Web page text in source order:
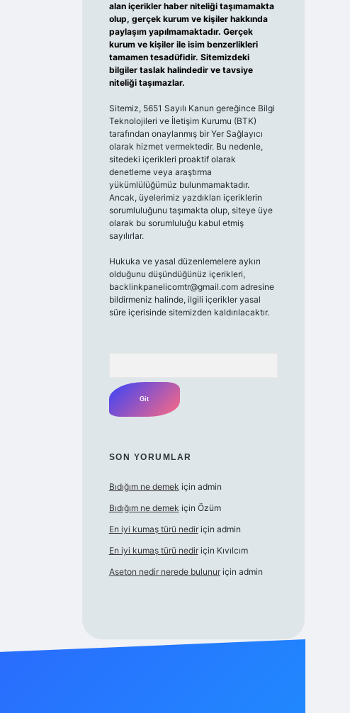
alan içerikler haber niteliği taşımamakta
olup, gerçek kurum ve kişiler hakkında
paylaşım yapılmamaktadır. Gerçek
kurum ve kişiler ile isim benzerlikleri
tamamen tesadüfidir. Sitemizdeki
bilgiler taslak halindedir ve tavsiye
niteliği taşımazlar.
Sitemiz, 5651 Sayılı Kanun gereğince Bilgi
Teknolojileri ve İletişim Kurumu (BTK)
tarafından onaylanmış bir Yer Sağlayıcı
olarak hizmet vermektedir. Bu nedenle,
sitedeki içerikleri proaktif olarak
denetleme veya araştırma
yükümlülüğümüz bulunmamaktadır.
Ancak, üyelerimiz yazdıkları içeriklerin
sorumluluğunu taşımakta olup, siteye üye
olarak bu sorumluluğu kabul etmiş
sayılırlar.
Hukuka ve yasal düzenlemelere aykırı
olduğunu düşündüğünüz içerikleri,
backlinkpanelicomtr@gmail.comadresine
bildirmeniz halinde, ilgili içerikler yasal
süre içerisinde sitemizden kaldırılacaktır.
SON YORUMLAR
Bıdığım ne demek için admin
Bıdığım ne demek için Özüm
En iyi kumaş türü nediriçin admin
En iyi kumaş türü nediriçin Kıvılcım
Aseton nedir nerede bulunuriçin admin